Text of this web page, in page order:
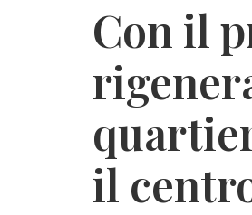
Con il
il